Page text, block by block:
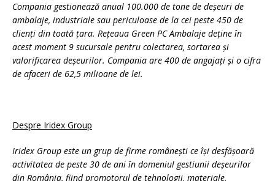
Compania gestionează anual 100.000 de tone de deșeuri de
ambalaje, industriale sau periculoase de la cei peste 450 de
clienți din toată țara. Rețeaua Green PC Ambalaje deține în
acest moment 9 sucursale pentru colectarea, sortarea și
valorificarea deșeurilor. Compania are 400 de angajați și o cifra
de afaceri de 62,5 milioane de lei.
Despre Iridex Group
Iridex Group este un grup de firme româneşti ce își desfășoară
activitatea de peste 30 de ani în domeniul gestiunii deșeurilor
din România, fiind promotorul de tehnologii, materiale,